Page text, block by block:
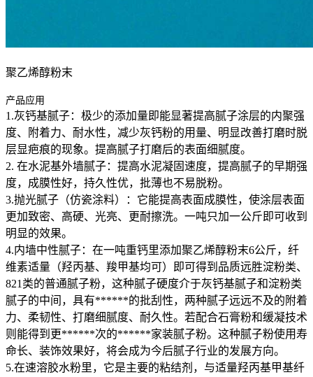
聚乙烯醇粉末
产品应用
1.灰钙基腻子：极少的添加量即能显著提高腻子涂层的内聚强
度、附着力、耐水性，减少灰钙粉的用量、明显改善打磨时脱
层显疤痕的现象。提高腻子打磨后的表面细腻度。
2. 在水泥基外墙腻子：提高水泥凝固速度，提高腻子的早期强
度，成膜性好，持久性优，批薄也不易脱粉。
3.抛光腻子（仿瓷涂料）：它能提高表面成膜性，使涂层表面
更加致密、高硬、光亮、更耐擦洗。一吨只加一公斤即可收到
明显的效果。
4.内墙中性腻子：在一吨重钙里添加聚乙烯醇粉末6公斤，纤
维素适量（羟丙基、羧甲基均可）即可得到品质远胜淀粉类、
821类的普通腻子粉，这种腻子硬度介于灰钙基腻子和淀粉类
腻子的中间，具有******的批刮性，两种腻子远远不及的附着
力、柔韧性、打磨细腻度、耐久性。若配合石膏粉和缓凝技术
则能得到更******次的******家装腻子粉。这种腻子粉使用寿
命长、装饰效果好，将会成为今后腻子行业的发展方向。
5.在速溶胶水粉里，它是主要的粘结剂，与适量羟丙基甲基纤